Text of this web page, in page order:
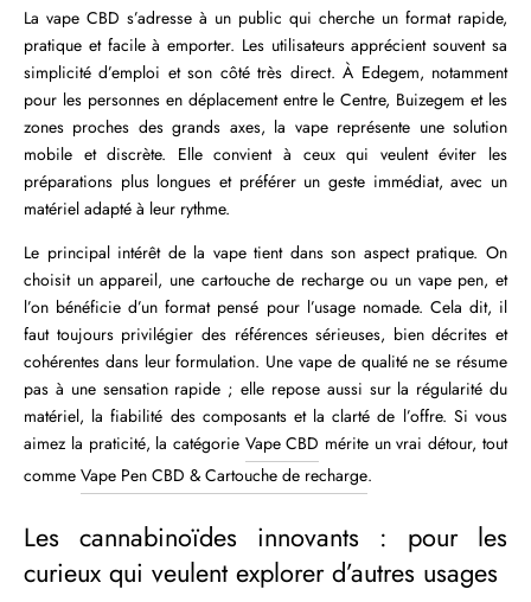
La vape CBD s’adresse à un public qui cherche un format rapide,
pratique et facile à emporter. Les utilisateurs apprécient souvent sa
simplicité d’emploi et son côté très direct. À Edegem, notamment
pour les personnes en déplacement entre le Centre, Buizegem et les
zones proches des grands axes, la vape représente une solution
mobile et discrète. Elle convient à ceux qui veulent éviter les
préparations plus longues et préférer un geste immédiat, avec un
matériel adapté à leur rythme.
Le principal intérêt de la vape tient dans son aspect pratique. On
choisit un appareil, une cartouche de recharge ou un vape pen, et
l’on bénéficie d’un format pensé pour l’usage nomade. Cela dit, il
faut toujours privilégier des références sérieuses, bien décrites et
cohérentes dans leur formulation. Une vape de qualité ne se résume
pas à une sensation rapide ; elle repose aussi sur la régularité du
matériel, la fiabilité des composants et la clarté de l’offre. Si vous
aimez la praticité, la catégorie Vape CBD mérite un vrai détour, tout
comme Vape Pen CBD & Cartouche de recharge.
Les cannabinoïdes innovants : pour les
curieux qui veulent explorer d’autres usages